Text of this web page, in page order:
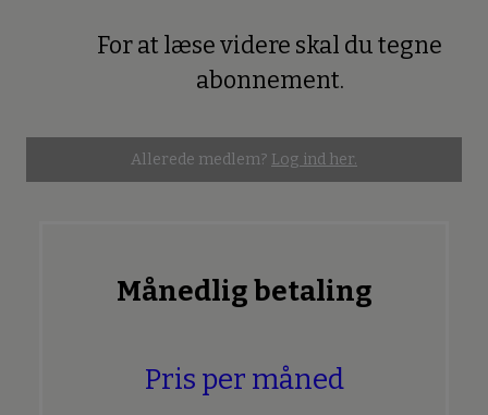
For at læse videre skal du tegne
abonnement.
Allerede medlem? Log ind her.
Månedlig betaling
Pris per måned